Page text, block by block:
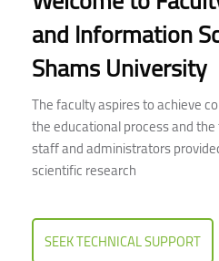
and Information
Shams University
The faculty aspires to achieve
the educational process and
staff and administrators
scientific research
SEEK TECHNICAL SUPPORT